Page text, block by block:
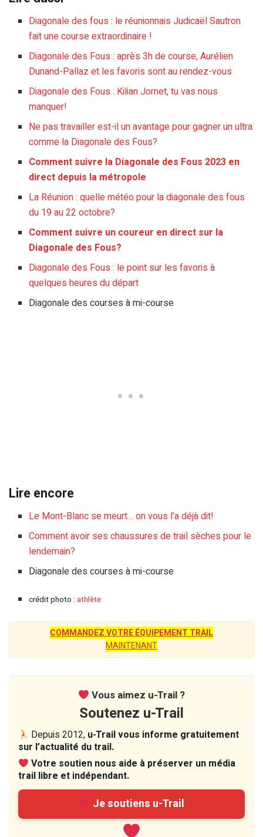
Diagonale des fous : le réunionnais Judicaël Sautron
fait une course extraordinaire !
Diagonale des Fous : après 3h de course, Aurélien
Dunand-Pallaz et les favoris sont au rendez-vous
Diagonale des Fous : Kilian Jornet, tu vas nous
manquer!
Ne pas travailler est-il un avantage pour gagner un ultra
comme la Diagonale des Fous?
Comment suivre la Diagonale des Fous 2023 en
direct depuis la métropole
La Réunion : quelle météo pour la diagonale des fous
du 19 au 22 octobre?
Comment suivre un coureur en direct sur la
Diagonale des Fous?
Diagonale des Fous : le point sur les favoris à
quelques heures du départ
Diagonale des courses à mi-course
Lire encore
Le Mont-Blanc se meurt… on vous l’a déjà dit!
Comment avoir ses chaussures de trail sèches pour le
lendemain?
Diagonale des courses à mi-course
crédit photo :athlète
COMMANDEZ VOTRE ÉQUIPEMENT TRAIL
MAINTENANT
Vous aimez u-Trail ?
Soutenez u-Trail
Depuis 2012, u-Trail vous informe gratuitement
sur l’actualité du trail.
Votre soutien nous aide à préserver un média
trail libre et indépendant.
Je soutiens u-Trail